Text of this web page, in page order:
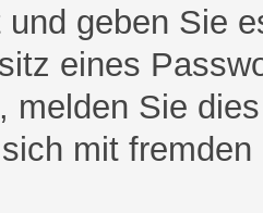
und geben Sie
eines
melden Sie
mit